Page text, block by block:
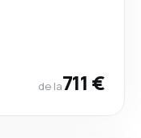
de la711 €